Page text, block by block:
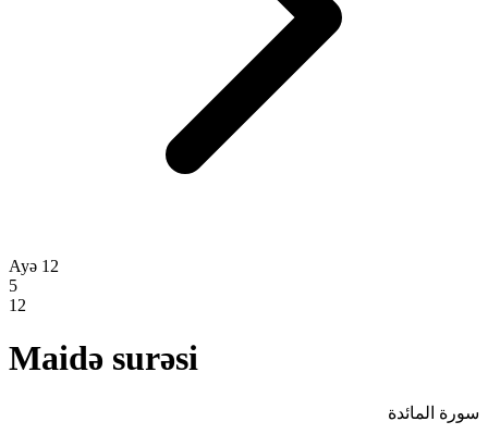
Ayə 12
5
12
Maidə surəsi
سورة المائدة